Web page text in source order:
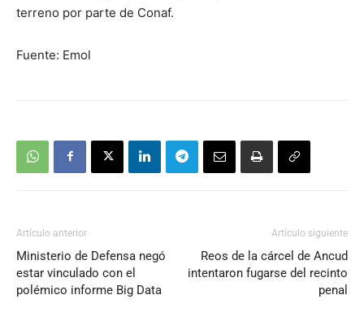
terreno por parte de Conaf.
Fuente: Emol
Artículo anterior
Ministerio de Defensa negó
estar vinculado con el
polémico informe Big Data
Artículo siguiente
Reos de la cárcel de Ancud
intentaron fugarse del recinto
penal